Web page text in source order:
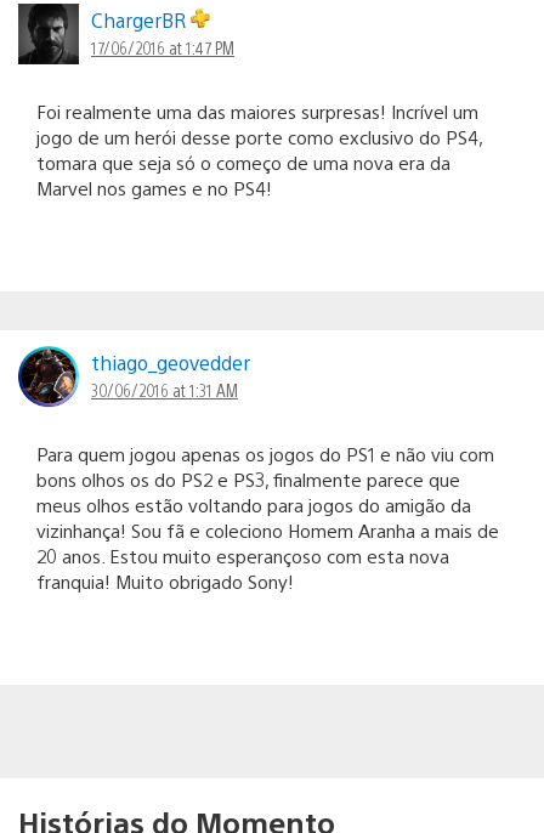
ChargerBR
17/06/2016 at 1:47 PM
Foi realmente uma das maiores surpresas! Incrível um
jogo de um herói desse porte como exclusivo do PS4,
tomara que seja só o começo de uma nova era da
Marvel nos games e no PS4!
thiago_geovedder
30/06/2016 at 1:31 AM
Para quem jogou apenas os jogos do PS1 e não viu com
bons olhos os do PS2 e PS3, finalmente parece que
meus olhos estão voltando para jogos do amigão da
vizinhança! Sou fã e coleciono Homem Aranha a mais de
20 anos. Estou muito esperançoso com esta nova
franquia! Muito obrigado Sony!
Histórias do Momento